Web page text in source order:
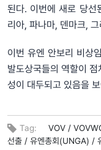
된다. 이번에 새로 당
리아, 파나마, 덴마크,
이번 유엔 안보리 비상
발도상국들의 역할이
성이 대두되고 있음을
Tag: VOV /
선출 / 유엔총회(UNGA) /